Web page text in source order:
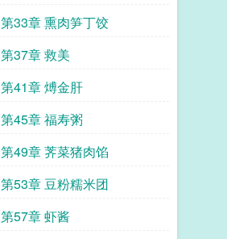
第33章 熏肉笋丁饺
第37章 救美
第41章 煿金肝
第45章 福寿粥
第49章 荠菜猪肉馅
第53章 豆粉糯米团
第57章 虾酱